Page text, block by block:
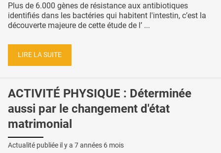
Plus de 6.000 gènes de résistance aux antibiotiques
identifiés dans les bactéries qui habitent l'intestin, c’est la
découverte majeure de cette étude de l’ ...
LIRE LA SUITE
ACTIVITÉ PHYSIQUE : Déterminée
aussi par le changement d'état
matrimonial
Actualité publiée il y a 7 années 6 mois